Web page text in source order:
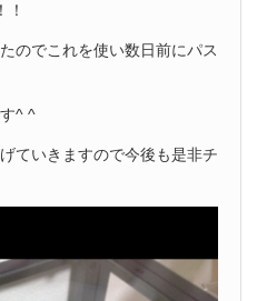
のでこれを使い数日前にパス
^ ^
ていきますので今後も是非チ